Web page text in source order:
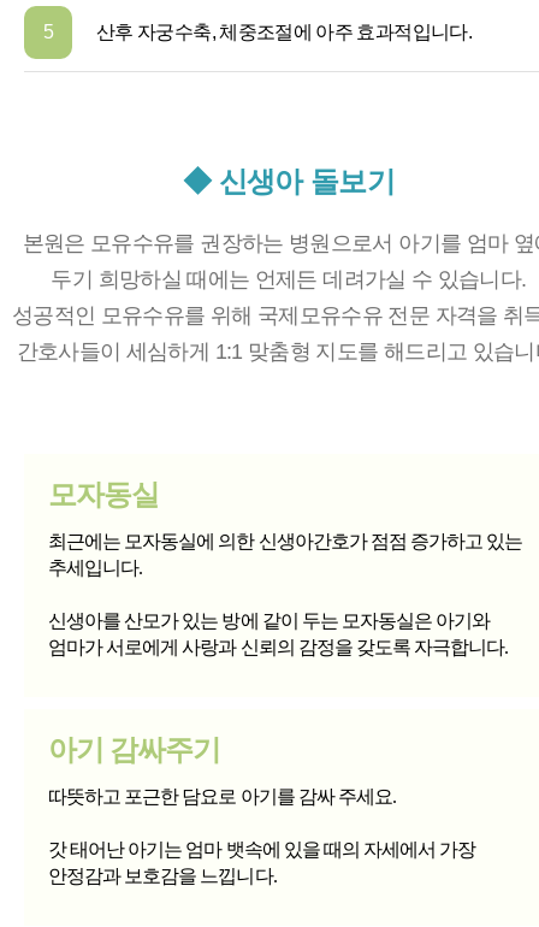
5 산후 자궁수축, 체중조절에 아주 효과적입니다.
◆ 신생아 돌보기
본원은 모유수유를 권장하는 병원으로서 아기를 엄마 옆
두기 희망하실 때에는 언제든 데려가실 수 있습니다.
성공적인 모유수유를 위해 국제모유수유 전문 자격을 취
간호사들이 세심하게 1:1 맞춤형 지도를 해드리고 있습
모자동실
최근에는 모자동실에 의한 신생아간호가 점점 증가하고 있는
추세입니다.
신생아를 산모가 있는 방에 같이 두는 모자동실은 아기와
엄마가 서로에게 사랑과 신뢰의 감정을 갖도록 자극합니다.
아기 감싸주기
따뜻하고 포근한 담요로 아기를 감싸 주세요.
갓 태어난 아기는 엄마 뱃속에 있을 때의 자세에서 가장
안정감과 보호감을 느낍니다.